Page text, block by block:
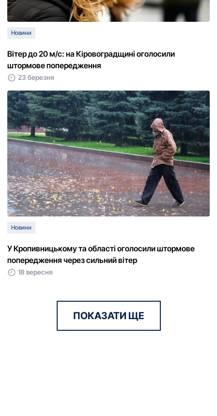
Новини
Вітер до 20 м/с: на Кіровоградщині оголосили
штормове попередження
23 березня
Новини
У Кропивницькому та області оголосили штормове
попередження через сильний вітер
18 вересня
ПОКАЗАТИ ЩЕ